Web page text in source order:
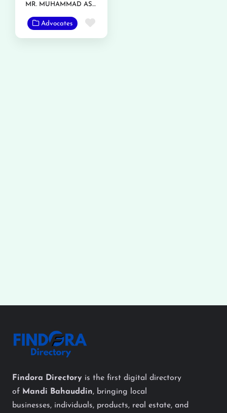
MR. MUHAMMAD ASAD GONDAL
Advocates Favorite
Findora Directory is the first digital directory
of Mandi Bahauddin, bringing local
businesses, individuals, products, real estate, and